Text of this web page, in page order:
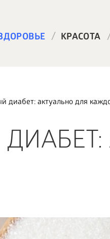
/ КРАСОТА
диабет: актуально для